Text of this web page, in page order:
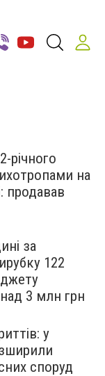
річного
на
продавав
за
122
3 млн грн
у
споруд